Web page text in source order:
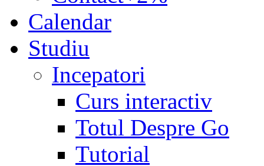
Calendar
Studiu
Incepatori
Curs interactiv
Totul Despre Go
Tutorial